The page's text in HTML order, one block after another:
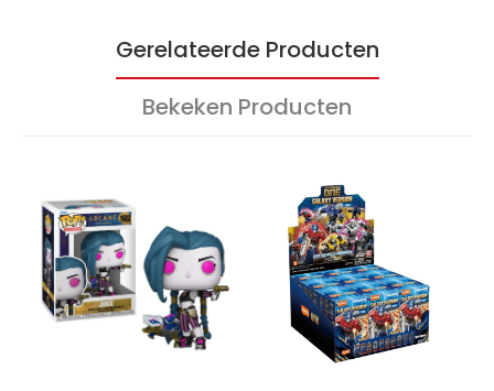
Gerelateerde Producten
Bekeken Producten